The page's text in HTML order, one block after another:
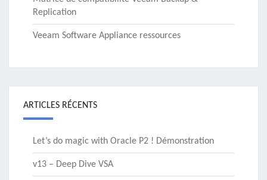
Replication
Veeam Software Appliance ressources
ARTICLES RÉCENTS
Let’s do magic with Oracle P2 ! Démonstration
v13 – Deep Dive VSA